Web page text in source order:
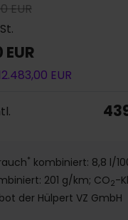
EUR
EUR
* kombiniert: 8,8 l/
201 g/km; CO2-
der Hülpert VZ GmbH